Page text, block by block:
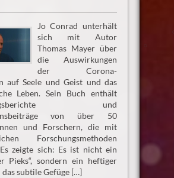
Jo Conrad unterhält
sich mit Autor
Thomas Mayer über
die Auswirkungen
der Corona-
auf Seele und Geist und das
Leben. Sein Buch enthält
und
von über 50
und Forschern, die mit
Forschungsmethoden
zeigte sich: Es ist nicht ein
Pieks“, sondern ein heftiger
subtile Gefüge […]